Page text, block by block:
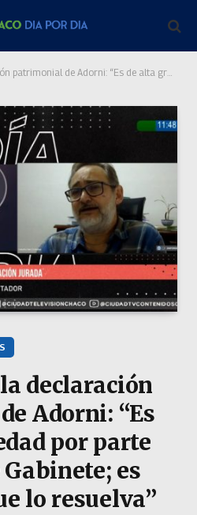
de alta gravedad por parte de un Jefe de Gabinete; es imperioso que lo resuelva”
declaración
Adorni: “Es
por parte
Gabinete; es
lo resuelva”